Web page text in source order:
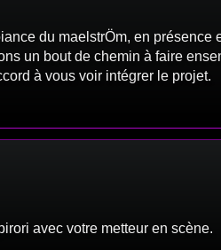
du maelstrÖm, en présence
un bout de chemin à faire
à vous voir intégrer le projet.
avec votre metteur en scène.